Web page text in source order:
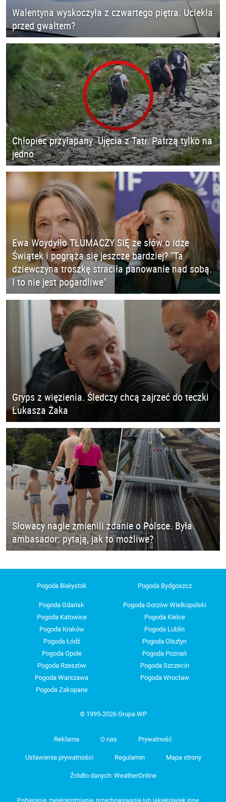
Walentyna wyskoczyła z czwartego piętra. Uciekła
przed gwałtem?
Chłopiec przyłapany. Ujęcia z Tatr. Patrzą tylko na
jedno
Ewa Woydyłło TŁUMACZY SIĘ ze słów o Idze
Świątek i pogrąża się jeszcze bardziej? "Ta
dziewczyna troszkę straciła panowanie nad sobą.
I to nie jest pogardliwe"
Gryps z więzienia. Śledczy chcą zajrzeć do teczki
Łukasza Żaka
Słowacy nagle zmienili zdanie o Polsce. Była
ambasador: pytają, jak to możliwe?
Pogoda Białystok Pogoda Bydgoszcz
Pogoda Gdańsk
Pogoda Gorzów Wielkopolski
Pogoda Katowice
Pogoda Kielce
Pogoda Kraków
Pogoda Lublin
Pogoda Łódź
Pogoda Olsztyn
Pogoda Opole
Pogoda Poznań
Pogoda Rzeszów
Pogoda Szczecin
Pogoda Warszawa
Pogoda Wrocław
Pogoda Zakopane
© 1995-2026 Grupa WP
Reklama O nas Prywatność
Ustawienia prywatności Regulamin Mapa strony
Źródło danych: WeatherOnline
Pobieranie, zwielokrotnianie, przechowywanie lub jakiekolwiek inne